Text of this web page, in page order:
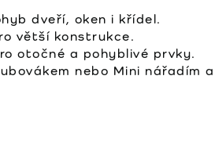
dveří, oken i křídel.
větší konstrukce.
otočné a pohyblivé prvky.
nebo Mini nářadím